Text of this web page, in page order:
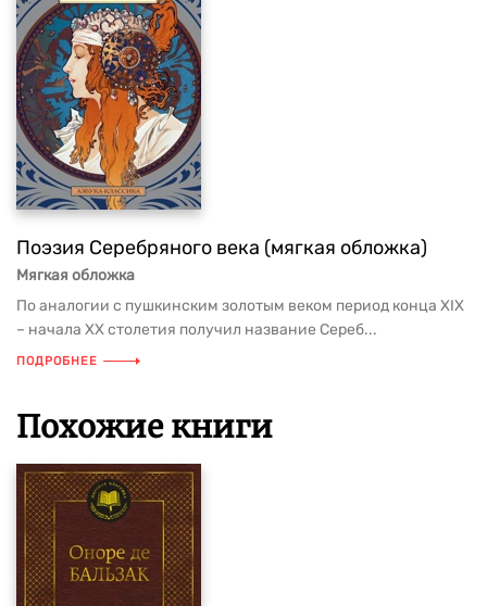
Поэзия Серебряного века (мягкая обложка)
Мягкая обложка
По аналогии с пушкинским золотым веком период конца XIX
– начала XX столетия получил название Сереб...
ПОДРОБНЕЕ
Похожие книги